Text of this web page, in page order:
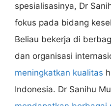
spesialisasinya, Dr
fokus pada bidang
Beliau bekerja di
dan organisasi
meningkatkan kualitas
Indonesia. Dr Sanihu